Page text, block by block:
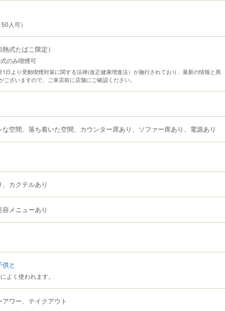
人可）
式たばこ限定）
のみ喫煙可
1日より受動喫煙対策に関する法律(改正健康増進法）が施行されており、最新の情報と異
ございますので、ご来店前に店舗にご確認ください。
な空間、落ち着いた空間、カウンター席あり、ソファー席あり、電源あり
カクテルあり
メニューあり
と
よく使われます。
アワー、テイクアウト